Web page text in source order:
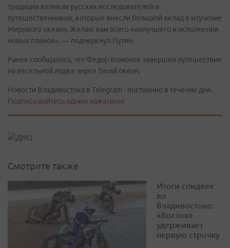
традиции великих русских исследователей и
путешественников, которые внесли большой вклад в изучение
Мирового океана. Желаю вам всего наилучшего и исполнения
новых планов», — подчеркнул Путин.
Ранее сообщалось, что Федор Конюхов завершил путешествие
на весельной лодке через Тихий океан.
Новости Владивостока в Telegram - постоянно в течение дня.
Подписывайтесь одним нажатием!
Смотрите также
Итоги спидвея
во
Владивостоке:
«Восток»
удерживает
первую строчку